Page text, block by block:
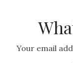
D
Your email